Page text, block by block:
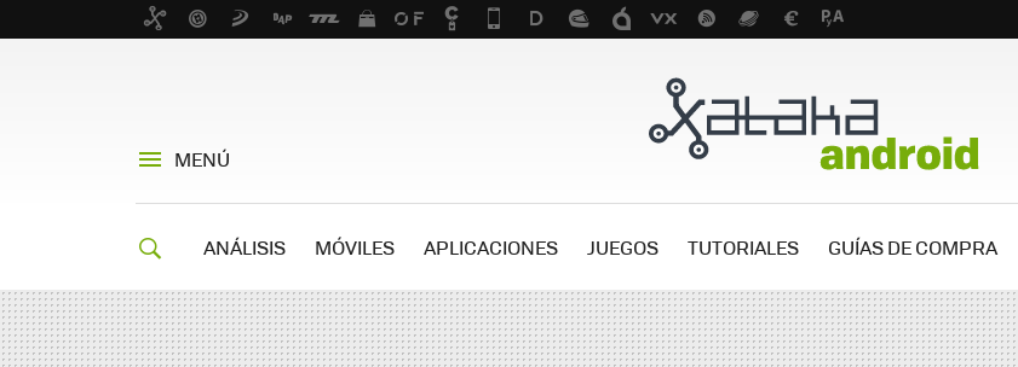
MENÚ
ANÁLISIS MÓVILES APLICACIONES JUEGOS TUTORIALES GUÍAS DE COMPRA